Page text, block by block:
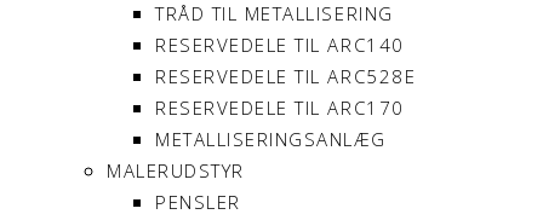
TRÅD TIL METALLISERING
RESERVEDELE TIL ARC140
RESERVEDELE TIL ARC528E
RESERVEDELE TIL ARC170
METALLISERINGSANLÆG
MALERUDSTYR
PENSLER